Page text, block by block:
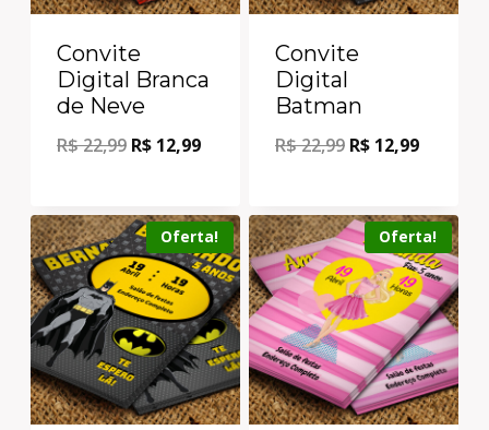
Convite
Digital Branca
de Neve
R$22,99 R$ 12,99
Convite
Digital
Batman
R$22,99 R$ 12,99
Oferta! Oferta!